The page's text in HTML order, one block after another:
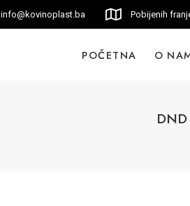
info@kovinoplast.ba Pobijenih
POČETNA O